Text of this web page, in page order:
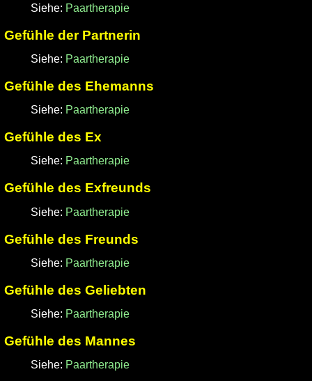
Siehe: Paartherapie
Gefühle der Partnerin
Siehe: Paartherapie
Gefühle des Ehemanns
Siehe: Paartherapie
Gefühle des Ex
Siehe: Paartherapie
Gefühle des Exfreunds
Siehe: Paartherapie
Gefühle des Freunds
Siehe: Paartherapie
Gefühle des Geliebten
Siehe: Paartherapie
Gefühle des Mannes
Siehe: Paartherapie